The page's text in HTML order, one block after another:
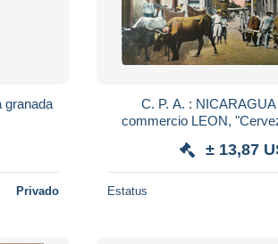
nicaragua le lac nicaragua a granada
Privado
C. P. A. :
commercio LEON,
± 13,87
Estatus